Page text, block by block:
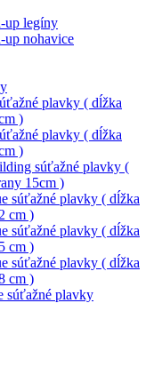
up legíny
up nohavice
plavky ( dĺžka
)
plavky ( dĺžka
)
súťažné plavky (
15cm )
súťažné plavky ( dĺžka
cm )
súťažné plavky ( dĺžka
cm )
súťažné plavky ( dĺžka
cm )
súťažné plavky